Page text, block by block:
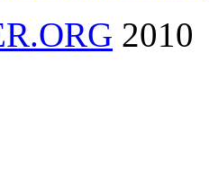
2010